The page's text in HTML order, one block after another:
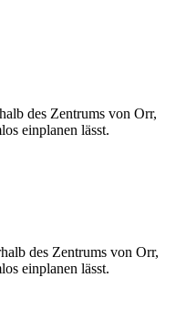
des Zentrums von Orr,
einplanen lässt.
des Zentrums von Orr,
einplanen lässt.